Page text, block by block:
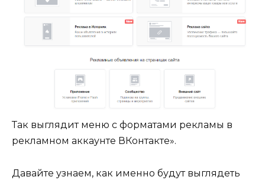
Так выглядит меню с форматами рекламы в
рекламном аккаунте ВКонтакте».
Давайте узнаем, как именно будут выглядеть